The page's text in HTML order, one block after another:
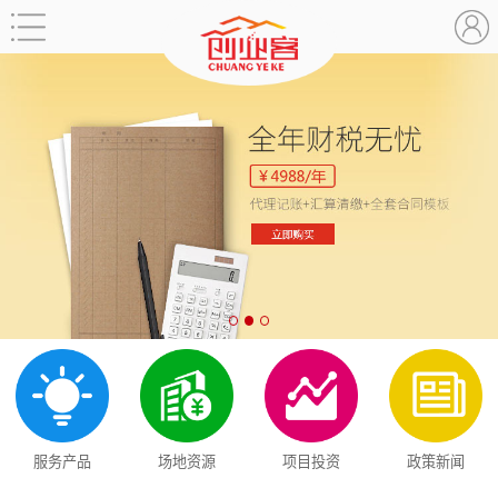
服务产品 场地资源 项目投资 政策新闻